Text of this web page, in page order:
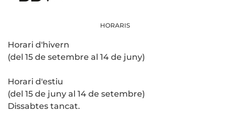
HORARIS
Horari d'hivern
(del 15 de setembre al 14 de juny)
Horari d'estiu
(del 15 de juny al 14 de setembre)
Dissabtes tancat.